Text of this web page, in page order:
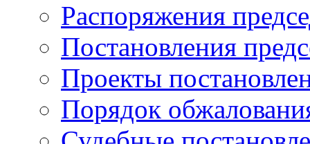
Распоряжения
Постановления
Проекты
Порядок